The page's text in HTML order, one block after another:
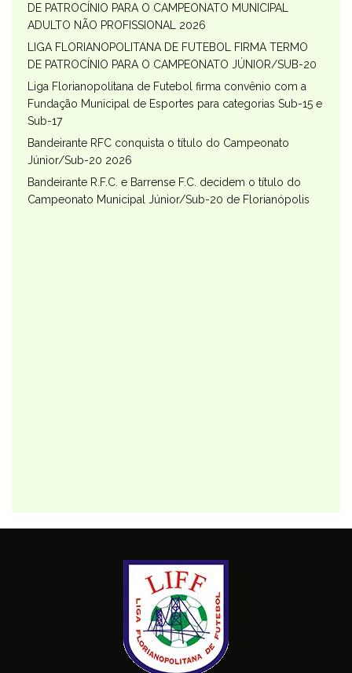
DE PATROCÍNIO PARA O CAMPEONATO MUNICIPAL
ADULTO NÃO PROFISSIONAL 2026
LIGA FLORIANOPOLITANA DE FUTEBOL FIRMA TERMO
DE PATROCÍNIO PARA O CAMPEONATO JÚNIOR/SUB-20
Liga Florianopolitana de Futebol firma convênio com a
Fundação Municipal de Esportes para categorias Sub-15 e
Sub-17
Bandeirante RFC conquista o título do Campeonato
Júnior/Sub-20 2026
Bandeirante R.F.C. e Barrense F.C. decidem o título do
Campeonato Municipal Júnior/Sub-20 de Florianópolis